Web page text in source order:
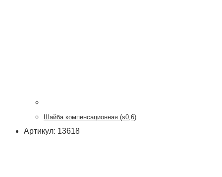
Шайба компенсационная (s0,6)
Артикул: 13618